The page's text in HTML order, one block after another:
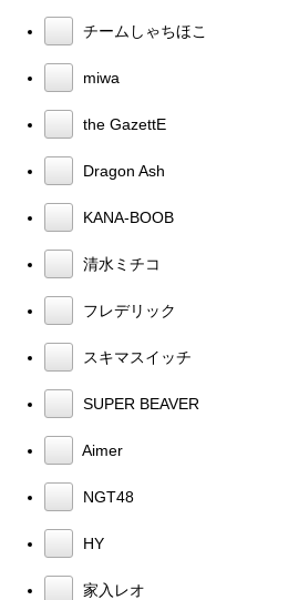
チームしゃちほこ
miwa
the GazettE
Dragon Ash
KANA-BOOB
清水ミチコ
フレデリック
スキマスイッチ
SUPER BEAVER
Aimer
NGT48
HY
家入レオ